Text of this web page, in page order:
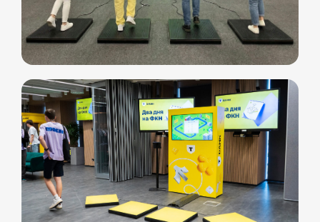
Отвечаем на звонки моментально, а в
Телеграм еще быстрее
Оставить заявку
+7 964 635-25-15
info@smiletogo.ru
Витя Дима Слава